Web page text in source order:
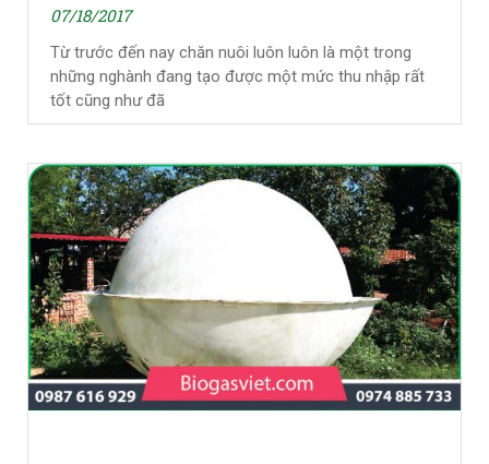
07/18/2017
Từ trước đến nay chăn nuôi luôn luôn là một trong
những nghành đang tạo được một mức thu nhập rất
tốt cũng như đã